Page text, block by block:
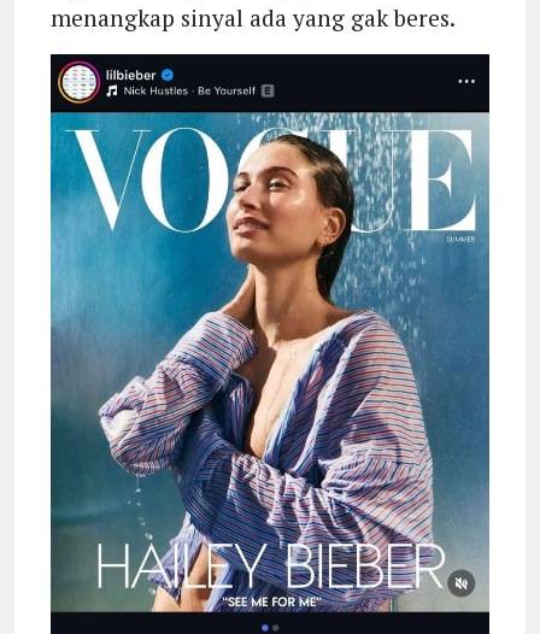
menangkap sinyal ada yang gak beres.